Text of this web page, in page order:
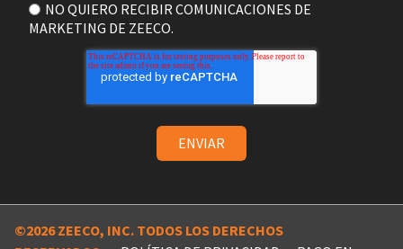
NO QUIERO RECIBIR COMUNICACIONES DE
MARKETING DE ZEECO.
©2026 ZEECO, INC. TODOS LOS DERECHOS